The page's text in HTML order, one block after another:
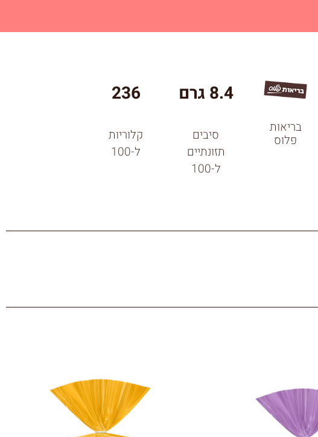
בריאות
פלוס
8.4 גרם
סיבים
תזונתיים
ל-100
236
קלוריות
ל-100